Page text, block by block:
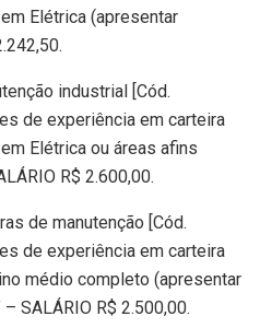
Elétrica (apresentar
industrial [Cód.
de experiência em carteira
Elétrica ou áreas afins
R$ 2.600,00.
de manutenção [Cód.
de experiência em carteira
médio completo (apresentar
SALÁRIO R$ 2.500,00.